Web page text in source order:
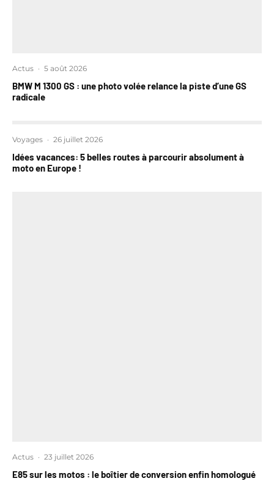
Actus · 5 août 2026
BMW M 1300 GS : une photo volée relance la piste d’une GS
radicale
Voyages · 26 juillet 2026
Idées vacances: 5 belles routes à parcourir absolument à
moto en Europe !
Actus · 23 juillet 2026
E85 sur les motos : le boîtier de conversion enfin homologué